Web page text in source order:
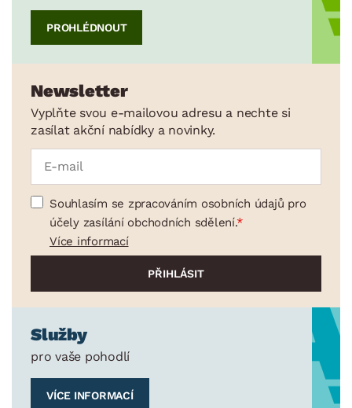
PROHLÉDNOUT
Newsletter
Vyplňte svou e-mailovou adresu a nechte si
zasílat akční nabídky a novinky.
Souhlasím se zpracováním osobních údajů pro
účely zasílání obchodních sdělení.
Více informací
Služby
pro vaše pohodlí
VÍCE INFORMACÍ